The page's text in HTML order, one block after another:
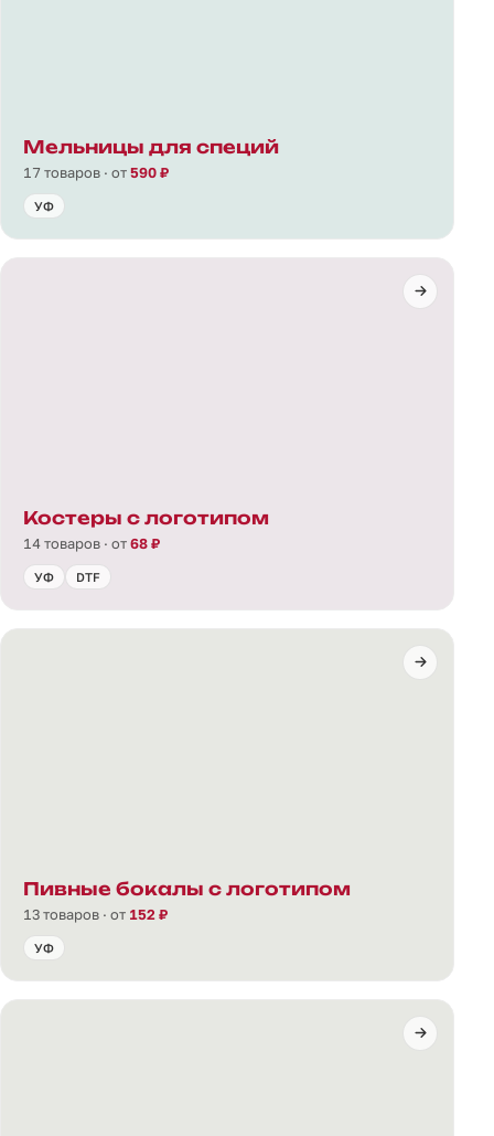
Мельницы для специй
17 товаров · от590 ₽
УФ
Костеры с логотипом
14 товаров · от68 ₽
УФ DTF
Пивные бокалы с логотипом
13 товаров · от 152 ₽
УФ